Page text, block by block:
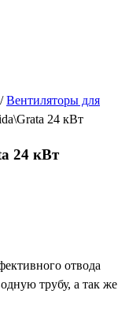
/Вентиляторы для
24 кВт
24 кВт
отвoда
трубу, а так жe